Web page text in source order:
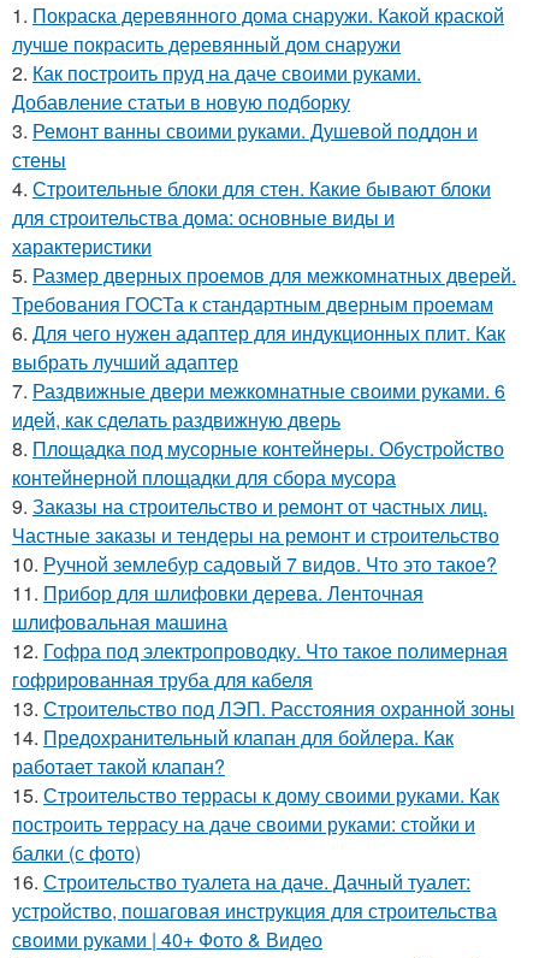
1. Покраска деревянного дома снаружи. Какой краской
лучше покрасить деревянный дом снаружи
2. Как построить пруд на даче своими руками.
Добавление статьи в новую подборку
3. Ремонт ванны своими руками. Душевой поддон и
стены
4. Строительные блоки для стен. Какие бывают блоки
для строительства дома: основные виды и
характеристики
5. Размер дверных проемов для межкомнатных дверей.
Требования ГОСТа к стандартным дверным проемам
6. Для чего нужен адаптер для индукционных плит. Как
выбрать лучший адаптер
7. Раздвижные двери межкомнатные своими руками. 6
идей, как сделать раздвижную дверь
8. Площадка под мусорные контейнеры. Обустройство
контейнерной площадки для сбора мусора
9. Заказы на строительство и ремонт от частных лиц.
Частные заказы и тендеры на ремонт и строительство
10. Ручной землебур садовый 7 видов. Что это такое?
11. Прибор для шлифовки дерева. Ленточная
шлифовальная машина
12. Гофра под электропроводку. Что такое полимерная
гофрированная труба для кабеля
13. Строительство под ЛЭП. Расстояния охранной зоны
14. Предохранительный клапан для бойлера. Как
работает такой клапан?
15. Строительство террасы к дому своими руками. Как
построить террасу на даче своими руками: стойки и
балки (с фото)
16. Строительство туалета на даче. Дачный туалет:
устройство, пошаговая инструкция для строительства
своими руками | 40+ Фото & Видео